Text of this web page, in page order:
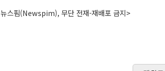
스핌(Newspim), 무단 전재-재배포 금지>